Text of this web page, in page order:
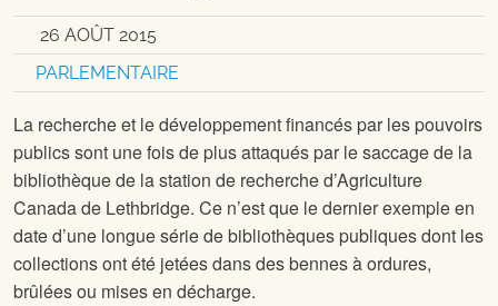
26 AOÛT 2015
PARLEMENTAIRE
La recherche et le développement financés par les pouvoirs
publics sont une fois de plus attaqués par le saccage de la
bibliothèque de la station de recherche d’Agriculture
Canada de Lethbridge. Ce n’est que le dernier exemple en
date d’une longue série de bibliothèques publiques dont les
collections ont été jetées dans des bennes à ordures,
brûlées ou mises en décharge.